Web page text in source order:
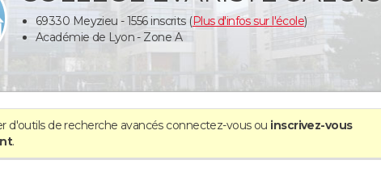
69330 Meyzieu - 1556 inscrits (Plus d'infos sur l'école)
Académie de Lyon - Zone A
d'outils de recherche avancés connectez-vousou inscrivez-vous
.